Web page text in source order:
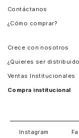
Contáctanos
¿Cómo comprar?
Crece con nosotros
¿Quieres ser
Ventas Institucionales
Compra institucional
Instagram